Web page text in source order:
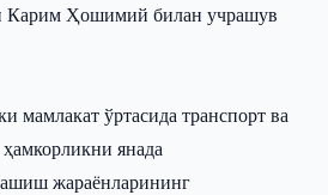
Карим Ҳошимий билан учрашув
мамлакат ўртасида транспорт ва
янада
жараёнларининг